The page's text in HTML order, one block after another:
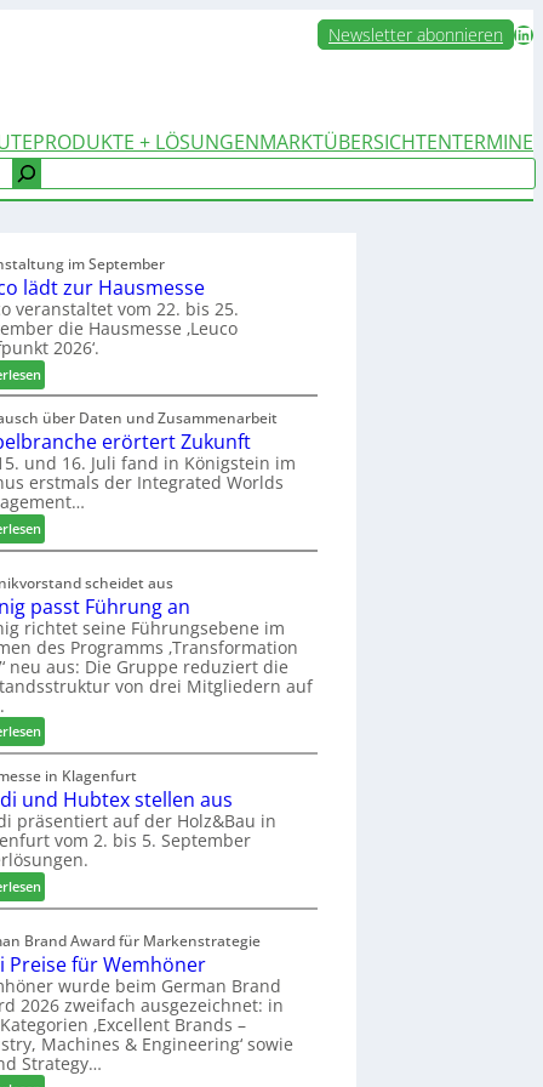
Newsletter abonnieren LinkedIn
PRODUKTE + LÖSUNGENMARKTÜBERSICHTENTERMINE
im September
lädt zur Hausmesse
veranstaltet vom 22. bis 25.
die Hausmesse ‚Leuco
2026‘.
:
L
e
u
c
o
l
d
z
u
r
H
a
s
m
s
s
e
über Daten und Zusammenarbeit
erörtert Zukunft
und 16. Juli fand in Königstein im
erstmals der Integrated Worlds
:
M
b
e
l
b
r
n
c
h
e
r
ö
r
t
r
t
Z
u
k
u
n
scheidet aus
passt Führung an
richtet seine Führungsebene im
des Programms ‚Transformation
neu aus: Die Gruppe reduziert die
von drei Mitgliedern auf
:
W
e
i
n
i
g
a
s
t
F
ü
h
r
u
in Klagenfurt
und Hubtex stellen aus
präsentiert auf der Holz&Bau in
vom 2. bis 5. September
:
E
v
e
d
i
u
n
d
Brand Award für Markenstrategie
Preise für Wemhöner
wurde beim German Brand
2026 zweifach ausgezeichnet: in
‚Excellent Brands –
Machines & Engineering‘ sowie
Strategy…